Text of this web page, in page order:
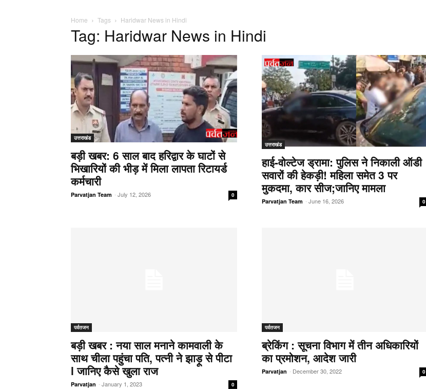
Home Tags Haridwar News in Hindi
Tag: Haridwar News in Hindi
उत्तराखंड
बड़ी खबर: 6 साल बाद हरिद्वार के घाटों से
भिखारियों की भीड़ में मिला लापता रिटायर्ड
कर्मचारी
Parvatjan Team -July 12, 2026 0
उत्तराखंड
हाई-वोल्टेज ड्रामा: पुलिस ने निकाली ऑडी
सवारों की हेकड़ी! महिला समेत 3 पर
मुकदमा, कार सीज;जानिए मामला
Parvatjan Team -June 16, 2026 0
पर्वतजन
बड़ी खबर : नया साल मनाने कामवाली के
साथ चीला पहुंचा पति, पत्नी ने झाड़ू से पीटा
l जानिए कैसे खुला राज
Parvatjan -January 1, 2023 0
पर्वतजन
ब्रेकिंग : सूचना विभाग में तीन अधिकारियों
का प्रमोशन, आदेश जारी
Parvatjan - December 30, 2022 0